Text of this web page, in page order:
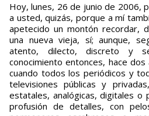
Hoy, lunes, 26 de junio de 2006, por… (la razón se la ahorro
a usted, quizás, porque a mí
apetecido un montón recordar,
una nueva vieja, sí; aunque,
atento, dilecto, discreto y
conocimiento entonces, hace
cuando todos los periódicos y
televisiones públicas y
estatales, analógicas, digitales o
profusión de detalles, con